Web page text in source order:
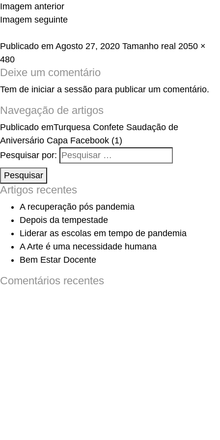
Imagem anterior
Imagem seguinte
Publicado em Agosto 27, 2020 Tamanho real 2050 ×
480
Deixe um comentário
Tem de iniciar a sessão para publicar um comentário.
Navegação de artigos
Publicado emTurquesa Confete Saudação de
Aniversário Capa Facebook (1)
Pesquisar por:
Pesquisar
Artigos recentes
A recuperação pós pandemia
Depois da tempestade
Liderar as escolas em tempo de pandemia
A Arte é uma necessidade humana
Bem Estar Docente
Comentários recentes